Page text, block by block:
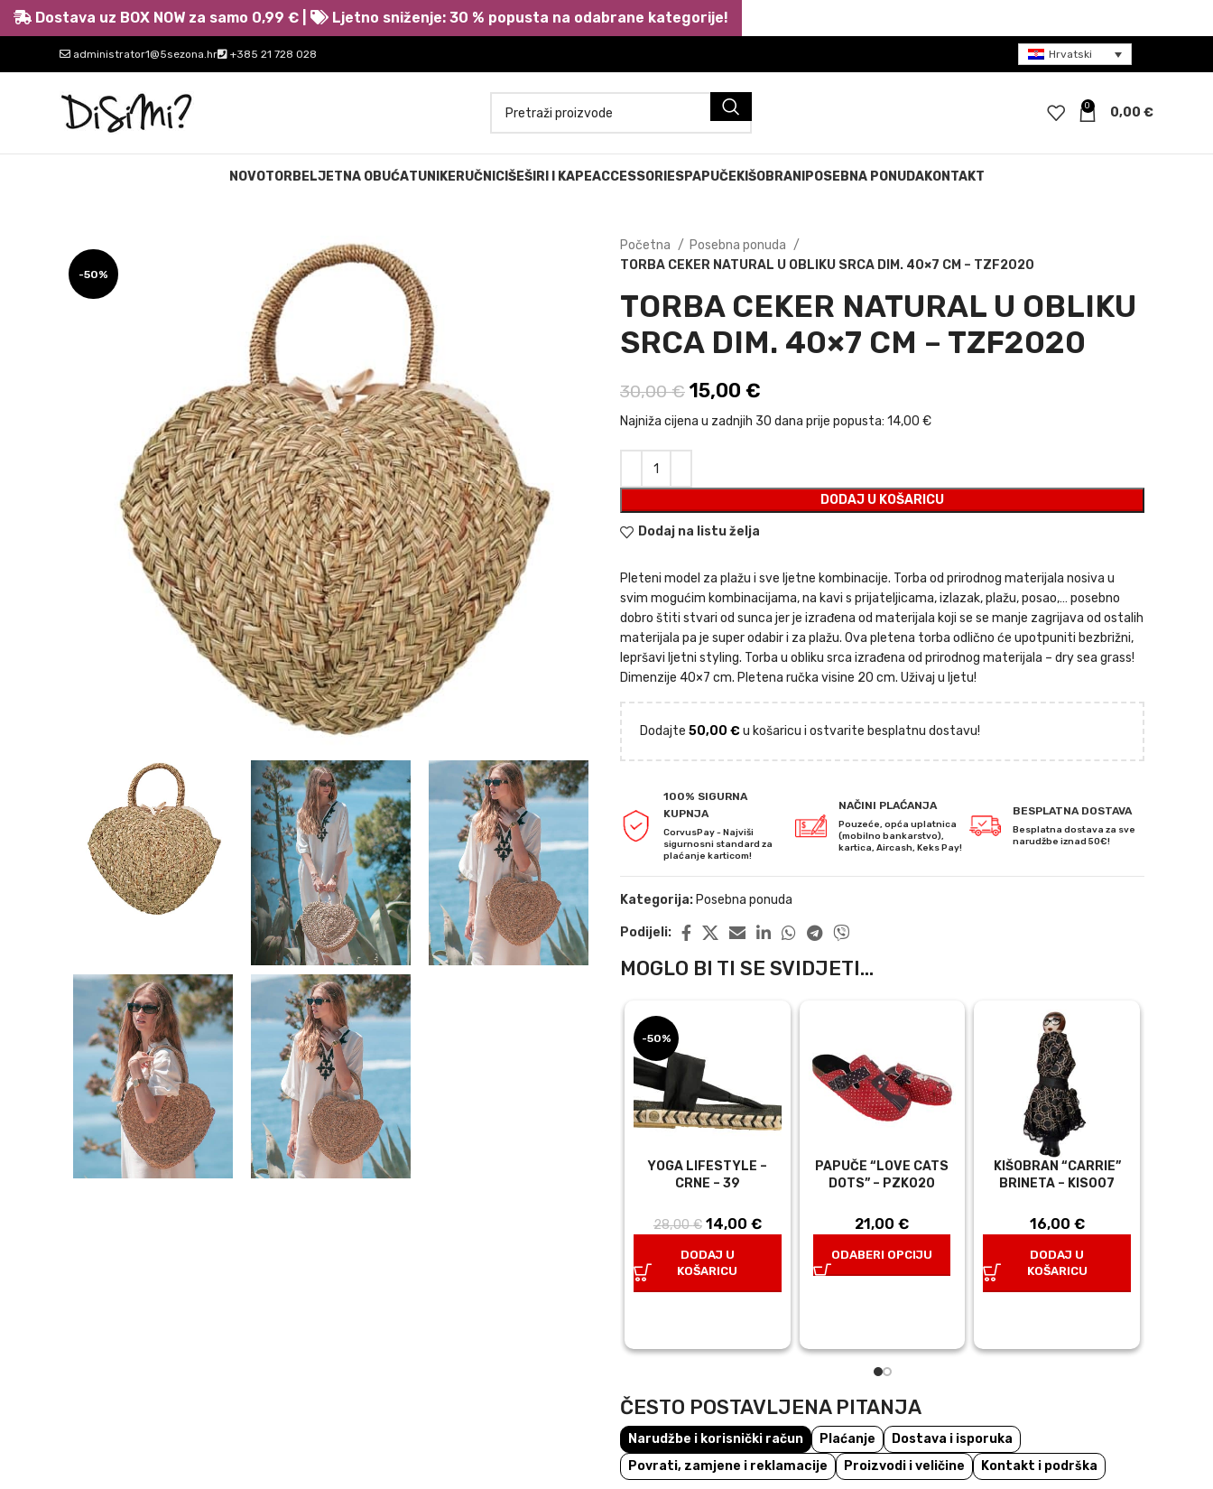
administrator1@5sezona.hr +385 21 728 028 Hrvatski
0 0,00 €
NOVOTORBE LJETNA OBUĆATUNIKE RUČNICI ŠEŠIRI I KAPEACCESSORIESPAPUČE KIŠOBRANI POSEBNA PONUDAKONTAKT
-50%
Početna
Posebna ponuda
TORBA CEKER NATURAL U OBLIKU SRCA DIM. 40×7 CM – TZF2020
TORBA CEKER NATURAL U OBLIKU
SRCA DIM. 40×7 CM – TZF2020
30,00€ Izvorna cijena bila je: 30,00 €.
15,00 €
Najniža cijena u zadnjih 30 dana prije popusta: 14,00 €
DODAJ U KOŠARICU
Dodaj na listu želja
Pleteni model za plažu i sve ljetne kombinacije. Torba od prirodnog materijala nosiva u
svim mogućim kombinacijama, na kavi s prijateljicama, izlazak, plažu, posao,… posebno
dobro štiti stvari od sunca jer je izrađena od materijala koji se se manje zagrijava od ostalih
materijala pa je super odabir i za plažu. Ova pletena torba odlično će upotpuniti bezbrižni,
lepršavi ljetni styling. Torba u obliku srca izrađena od prirodnog materijala – dry sea grass!
Dimenzije 40×7 cm. Pletena ručka visine 20 cm. Uživaj u ljetu!
Dodajte 50,00 € u košaricu i ostvarite besplatnu dostavu!
100% SIGURNA
KUPNJA
CorvusPay - Najviši
sigurnosni standard za
plaćanje karticom!
NAČINI PLAĆANJA
Pouzeće, opća uplatnica
(mobilno bankarstvo),
kartica, Aircash, Keks Pay!
BESPLATNA DOSTAVA
Besplatna dostava za sve
narudžbe iznad 50€!
Kategorija: Posebna ponuda
Podijeli:
MOGLO BI TI SE SVIDJETI...
-50%
YOGA LIFESTYLE –
CRNE – 39
28,00€
Izvorna
je: 28,00 €.
14,00 €Trenutna
14,00 €.
DODAJ U
KOŠARICU
PAPUČE “LOVE CATS
DOTS” – PZK020
21,00€
ODABERI OPCIJU
KIŠOBRAN “CARRIE”
BRINETA – KIS007
16,00 €
DODAJ U
KOŠARICU
ČESTO POSTAVLJENA PITANJA
Narudžbe i korisnički račun Plaćanje
Dostava i isporuka
Povrati, zamjene i reklamacije
Proizvodi i veličine Kontakt i podrška
Dostava uz BOX NOW za samo 0,99 € | Ljetno sniženje: 30 % popusta na odabrane kategorije!